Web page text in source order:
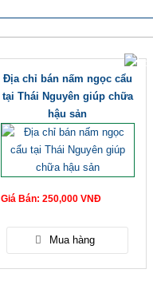
Địa chỉ bán nấm ngọc cẩu
tại Thái Nguyên giúp chữa
hậu sản
Giá Bán: 250,000 VNĐ